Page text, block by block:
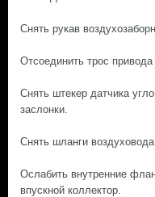
Снять рукав
Отсоединить трос
Снять штекер датчика
заслонки.
Снять шланги
Ослабить внутренние
впускной коллектор.